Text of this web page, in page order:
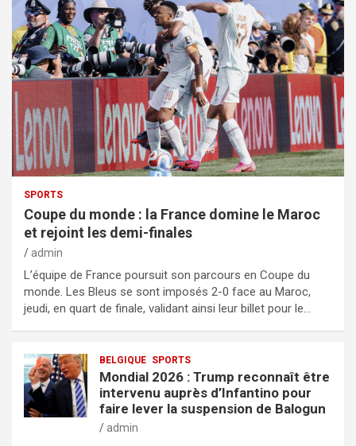
SPORTS
Coupe du monde : la France domine le Maroc
et rejoint les demi-finales
admin
L’équipe de France poursuit son parcours en Coupe du
monde. Les Bleus se sont imposés 2-0 face au Maroc,
jeudi, en quart de finale, validant ainsi leur billet pour le…
BELGIQUE SPORTS
Mondial 2026 : Trump reconnaît être
intervenu auprès d’Infantino pour
faire lever la suspension de Balogun
admin